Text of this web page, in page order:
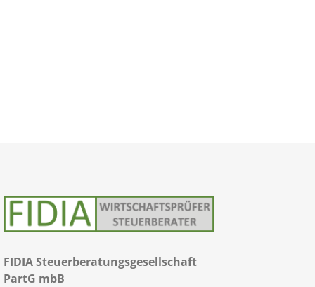
FIDIA Steuerberatungsgesellschaft
PartG mbB